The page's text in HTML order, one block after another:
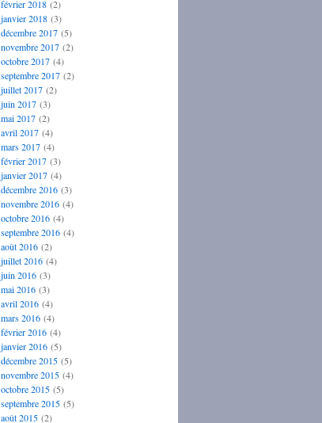
février 2018(2)
janvier 2018(3)
décembre 2017(5)
novembre 2017(2)
octobre 2017(4)
septembre 2017(2)
juillet 2017(2)
juin 2017(3)
mai 2017(2)
avril 2017(4)
mars 2017(4)
février 2017(3)
janvier 2017(4)
décembre 2016(3)
novembre 2016(4)
octobre 2016(4)
septembre 2016(4)
août 2016(2)
juillet 2016(4)
juin 2016(3)
mai 2016(3)
avril 2016(4)
mars 2016(4)
février 2016(4)
janvier 2016(5)
décembre 2015(5)
novembre 2015(4)
octobre 2015(5)
septembre 2015(5)
août 2015(2)